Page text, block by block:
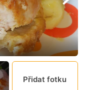
Přidat fotku